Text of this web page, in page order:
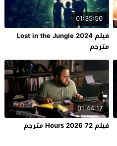
01:35:50
فيلم Lost in the Jungle 2024
مترجم
01:44:17
فيلم 72 Hours 2026 مترجم